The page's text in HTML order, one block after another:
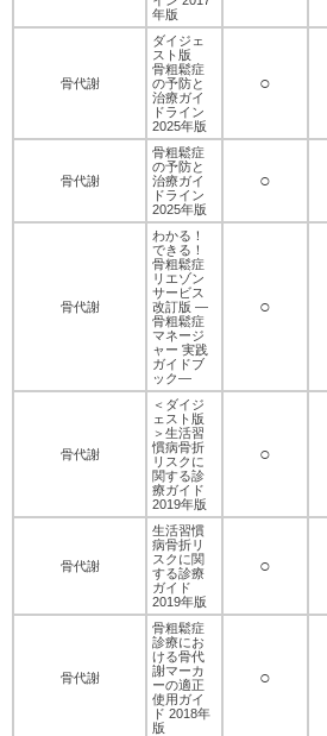
年版
骨代謝
ダイジェ
スト版
骨粗鬆症
の予防と
治療ガイ
ドライン
2025年版
○
骨代謝
骨粗鬆症
の予防と
治療ガイ
ドライン
2025年版
○
骨代謝
わかる！
できる！
骨粗鬆症
リエゾン
サービス
改訂版 —
骨粗鬆症
マネージ
ャー 実践
ガイドブ
ック—
○
骨代謝
＜ダイジ
ェスト版
＞生活習
慣病骨折
リスクに
関する診
療ガイド
2019年版
○
骨代謝
生活習慣
病骨折リ
スクに関
する診療
ガイド
2019年版
○
骨代謝
骨粗鬆症
診療にお
ける骨代
謝マーカ
ーの適正
使用ガイ
ド 2018年
版
○